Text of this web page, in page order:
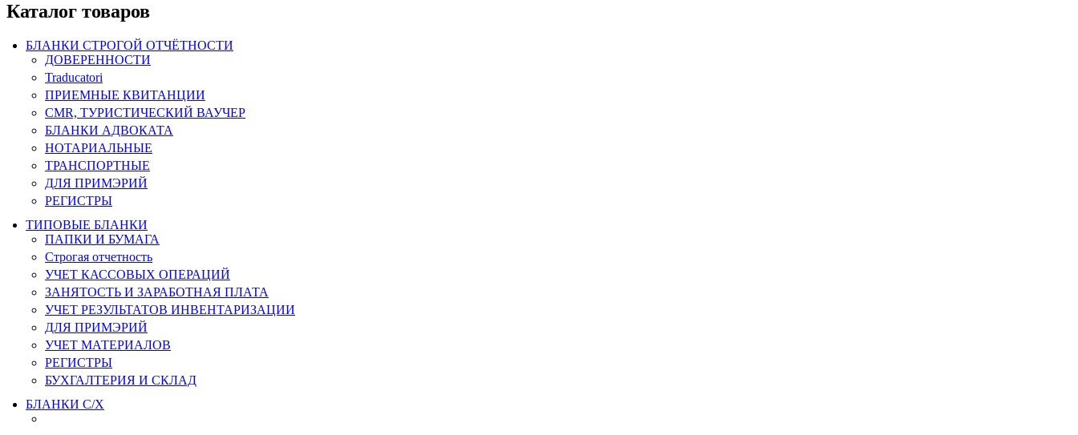
Каталог товаров
БЛАНКИ СТРОГОЙ ОТЧЁТНОСТИ
ДОВЕРЕННОСТИ
Traducatori
ПРИЕМНЫЕ КВИТАНЦИИ
CMR, ТУРИСТИЧЕСКИЙ ВАУЧЕР
БЛАНКИ АДВОКАТА
НОТАРИАЛЬНЫЕ
ТРАНСПОРТНЫЕ
ДЛЯ ПРИМЭРИЙ
РЕГИСТРЫ
ТИПОВЫЕ БЛАНКИ
ПАПКИ И БУМАГА
Строгая отчетность
УЧЕТ КАССОВЫХ ОПЕРАЦИЙ
ЗАНЯТОСТЬ И ЗАРАБОТНАЯ ПЛАТА
УЧЕТ РЕЗУЛЬТАТОВ ИНВЕНТАРИЗАЦИИ
ДЛЯ ПРИМЭРИЙ
УЧЕТ МАТЕРИАЛОВ
РЕГИСТРЫ
БУХГАЛТЕРИЯ И СКЛАД
БЛАНКИ С/Х